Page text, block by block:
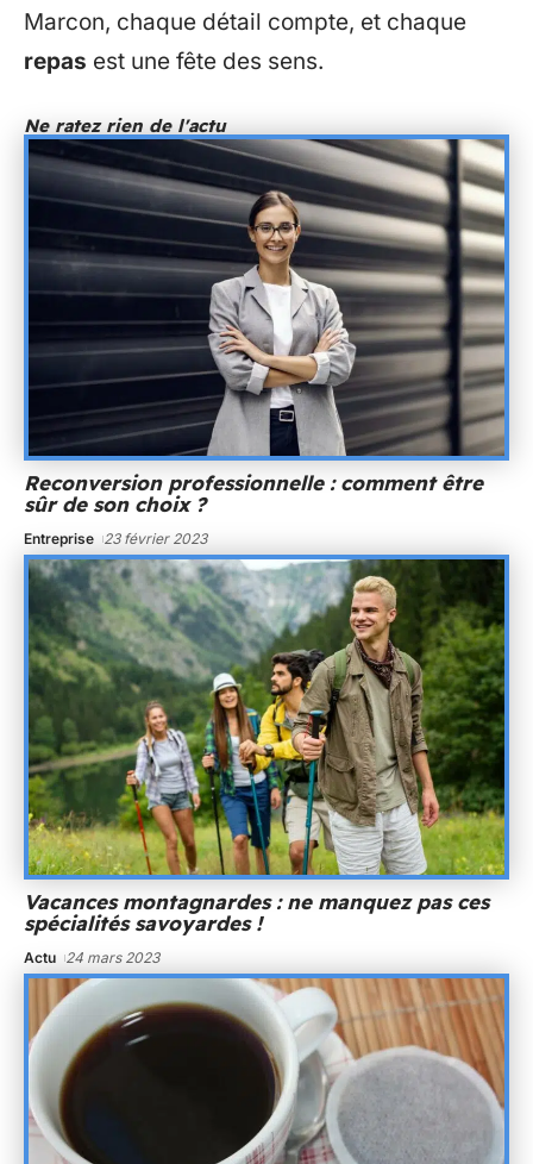
Marcon, chaque détail compte, et chaque
repas est une fête des sens.
Ne ratez rien de l'actu
Reconversion professionnelle : comment être
sûr de son choix ?
Entreprise 23 février 2023
Vacances montagnardes : ne manquez pas ces
spécialités savoyardes !
Actu 24 mars 2023